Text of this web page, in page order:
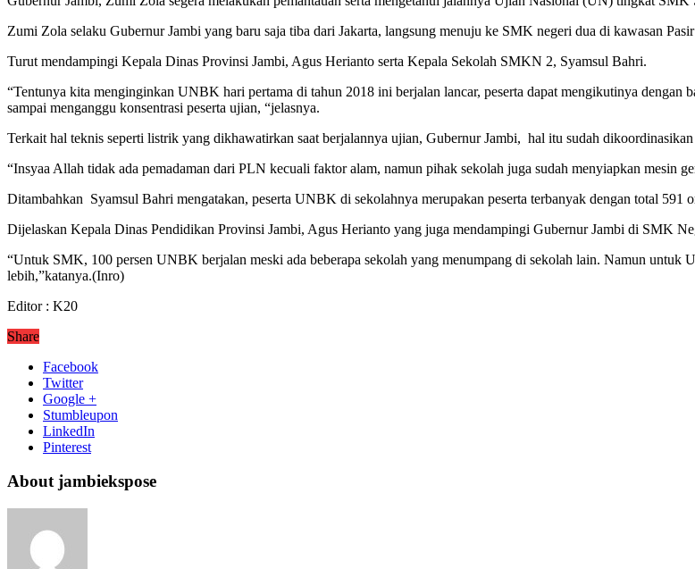
Zumi Zola selaku Gubernur Jambi yang baru saja tiba dari Jakarta, langsung menuju ke SMK negeri dua di kawasan
Turut mendampingi Kepala Dinas Provinsi Jambi, Agus Herianto serta Kepala Sekolah SMKN 2, Syamsul Bahri.
“Tentunya kita menginginkan UNBK hari pertama di tahun 2018 ini berjalan lancar, peserta dapat mengikutinya
sampai menganggu konsentrasi peserta ujian, “jelasnya.
Terkait hal teknis seperti listrik yang dikhawatirkan saat berjalannya ujian, Gubernur Jambi, hal itu sudah
“Insyaa Allah tidak ada pemadaman dari PLN kecuali faktor alam, namun pihak sekolah juga sudah menyiapkan mesin
Ditambahkan Syamsul Bahri mengatakan, peserta UNBK di sekolahnya merupakan peserta terbanyak dengan total
Dijelaskan Kepala Dinas Pendidikan Provinsi Jambi, Agus Herianto yang juga mendampingi Gubernur Jambi di SMK
“Untuk SMK, 100 persen UNBK berjalan meski ada beberapa sekolah yang menumpang di sekolah lain. Namun
lebih,”katanya.(Inro)
Editor : K20
Share
Facebook
Twitter
Google +
Stumbleupon
LinkedIn
Pinterest
About jambiekspose